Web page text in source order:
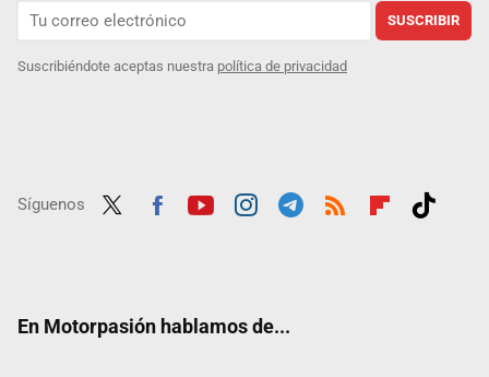
SUSCRIBIR
Suscribiéndote aceptas nuestra política de privacidad
Síguenos
En Motorpasión hablamos de...